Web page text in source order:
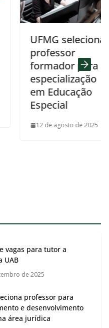
UFMG seleciona
professor
formador para a
especialização
em Educação
Especial
12 de agosto de 2025
vagas para tutor a
UAB
de 2025
professor para
e desenvolvimento
área jurídica